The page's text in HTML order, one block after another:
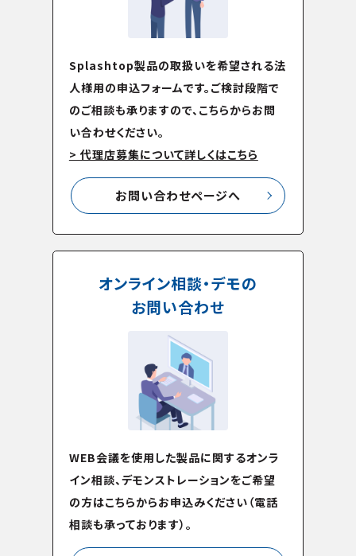
Splashtop製品の取扱いを希望される法
人様用の申込フォームです。ご検討段階で
のご相談も承りますので、こちらからお問
い合わせください。
> 代理店募集について詳しくはこちら
お問い合わせページへ
オンライン相談・デモの
お問い合わせ
WEB会議を使用した製品に関するオンラ
イン相談、デモンストレーションをご希望
の方はこちらからお申込みください（電話
相談も承っております）。